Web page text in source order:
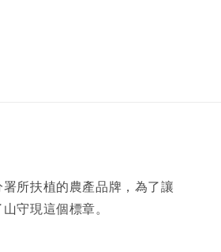
所扶植的農產品牌，為了讓
守現這個標章。